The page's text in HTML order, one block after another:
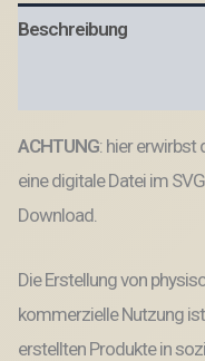
Positive
Good
Pflanzenstecker
Datei
Menge
Beschreibung
ACHTUNG: hier erwirbst
eine digitale Datei im
Download.
Die Erstellung von
kommerzielle Nutzung
erstellten Produkte in